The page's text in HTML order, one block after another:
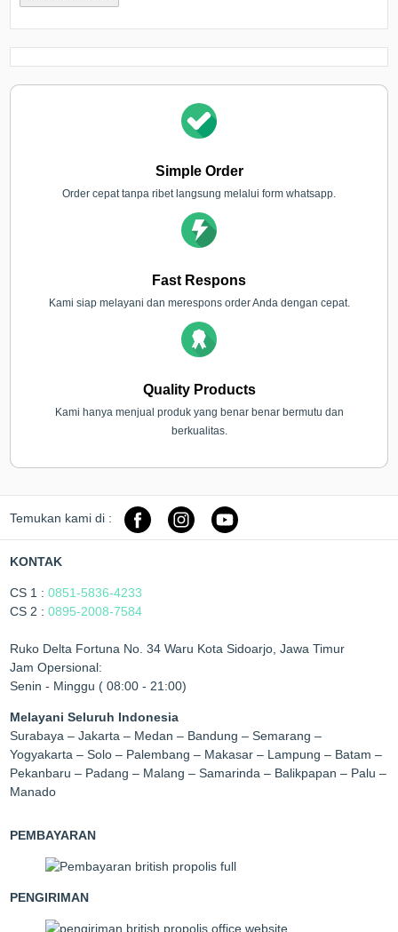
Simple Order
Order cepat tanpa ribet langsung melalui form whatsapp.
Fast Respons
Kami siap melayani dan merespons order Anda dengan cepat.
Quality Products
Kami hanya menjual produk yang benar benar bermutu dan
berkualitas.
Temukan kami di :
KONTAK
CS 1 :0851-5836-4233
CS 2 :0895-2008-7584
Ruko Delta Fortuna No. 34 Waru Kota Sidoarjo, Jawa Timur
Jam Opersional:
Senin - Minggu ( 08:00 - 21:00)
Melayani Seluruh Indonesia
Surabaya – Jakarta – Medan – Bandung – Semarang –
Yogyakarta – Solo – Palembang – Makasar – Lampung – Batam –
Pekanbaru – Padang – Malang – Samarinda – Balikpapan – Palu –
Manado
PEMBAYARAN
PENGIRIMAN